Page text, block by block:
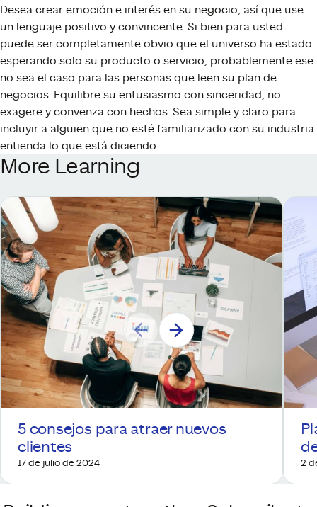
Desea crear emoción e interés en su negocio, así que use
un lenguaje positivo y convincente. Si bien para usted
puede ser completamente obvio que el universo ha estado
esperando solo su producto o servicio, probablemente ese
no sea el caso para las personas que leen su plan de
negocios. Equilibre su entusiasmo con sinceridad, no
exagere y convenza con hechos. Sea simple y claro para
incluyir a alguien que no esté familiarizado con su industria
entienda lo que está diciendo.
More Learning
5 consejos para atraer nuevos
clientes
17 de julio de 2024 2